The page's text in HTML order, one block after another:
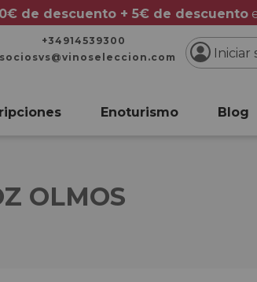
de descuento + 5€ de descuento
+34914539300
sociosvs@vinoseleccion.com
Iniciar
Enoturismo Blog
OLMOS